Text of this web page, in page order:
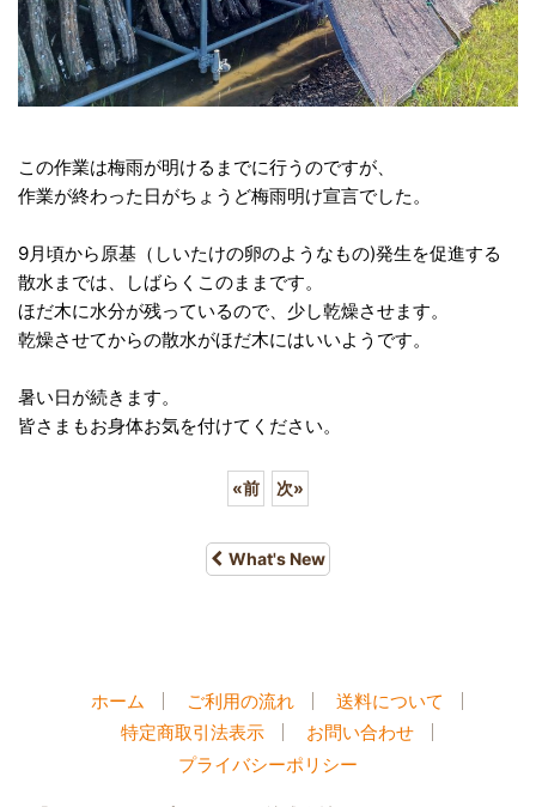
この作業は梅雨が明けるまでに行うのですが、
作業が終わった日がちょうど梅雨明け宣言でした。
9月頃から原基（しいたけの卵のようなもの)発生を促進する
散水までは、しばらくこのままです。
ほだ木に水分が残っているので、少し乾燥させます。
乾燥させてからの散水がほだ木にはいいようです。
暑い日が続きます。
皆さまもお身体お気を付けてください。
«前 次»
What's New
ホーム ご利用の流れ
送料について
特定商取引法表示
お問い合わせ
プライバシーポリシー